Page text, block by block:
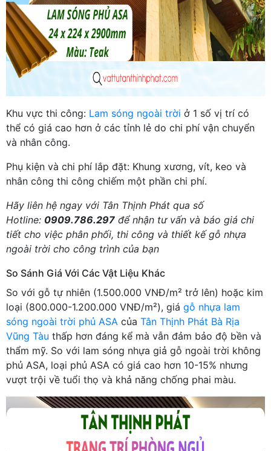
Khu vực thi công: Lam sóng ngoài trời ở 1 số vị trí có
thể có giá cao hơn ở các tỉnh lẻ do chi phí vận chuyển
và nhân công.
Phụ kiện và chi phí lắp đặt: Khung xương, vít, keo và
nhân công thi công chiếm một phần chi phí.
Hãy liên hệ ngay với Tân Thịnh Phát qua số
Hotline: 0909.786.297 để nhận tư vấn và báo giá chi
tiết cho việc phân phối, thi công và thiết kế gỗ nhựa
ngoài trời cho công trình của bạn
So Sánh Giá Với Các Vật Liệu Khác
So với gỗ tự nhiên (1.500.000 VNĐ/m² trở lên) hoặc kim
loại (800.000-1.200.000 VNĐ/m²), giá gỗ nhựa lam
sóng ngoài trời phủ ASA của Tân Thịnh Phát Bà Rịa
Vũng Tàu thấp hơn đáng kể mà vẫn đảm bảo độ bền và
thẩm mỹ. So với lam sóng nhựa giả gỗ ngoài trời không
phủ ASA, loại phủ ASA có giá cao hơn 10-15% nhưng
vượt trội về tuổi thọ và khả năng chống phai màu.